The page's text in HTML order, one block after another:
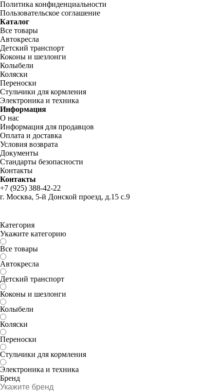
Политика конфиденциальности
Пользовательское соглашение
Каталог
Все товары
Автокресла
Детский транспорт
Коконы и шезлонги
Колыбели
Коляски
Переноски
Стульчики для кормления
Электроника и техника
Информация
О нас
Информация для продавцов
Оплата и доставка
Условия возврата
Документы
Стандарты безопасности
Контакты
Контакты
+7 (925) 388-42-22
г. Москва, 5-й Донской проезд, д.15 с.9
Категория
Укажите категорию
Все товары
Автокресла
Детский транспорт
Коконы и шезлонги
Колыбели
Коляски
Переноски
Стульчики для кормления
Электроника и техника
Бренд